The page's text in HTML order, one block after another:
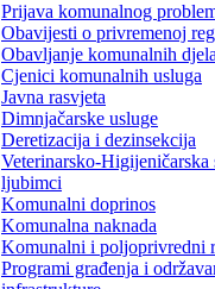
Prijava komunalnog
Obavijesti o privremenoj
Obavljanje komunalnih
Cjenici komunalnih usluga
Javna rasvjeta
Dimnjačarske usluge
Deretizacija i dezinsekcija
Veterinarsko-
ljubimci
Komunalni doprinos
Komunalna naknada
Komunalni i poljoprivredni
Programi građenja i